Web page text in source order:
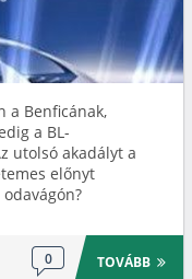
a Benficának,
a BL-
utolsó akadályt a
előnyt
0 TOVÁBB